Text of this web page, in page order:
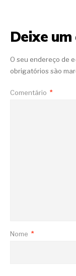
Deixe
O seu endereço de
obrigatórios são
Comentário *
Nome *